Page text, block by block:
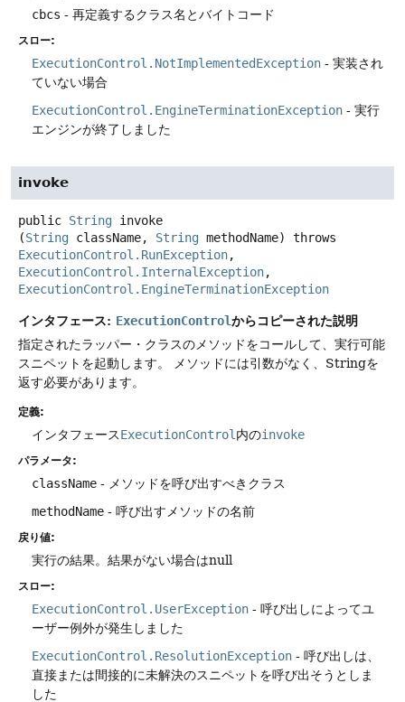
cbcs - 再定義するクラス名とバイトコード
スロー:
ExecutionControl.NotImplementedException - 実装され
ていない場合
ExecutionControl.EngineTerminationException - 実行
エンジンが終了しました
invoke
public String invoke
(String className, String methodName)
throws
ExecutionControl.RunException
ExecutionControl.InternalException
ExecutionControl.EngineTerminationException
インタフェース: ExecutionControlからコピーされた説明
指定されたラッパー・クラスのメソッドをコールして、実行可能
スニペットを起動します。
メソッドには引数がなく、Stringを
返す必要があります。
定義:
インタフェースExecutionControl 内のinvoke
パラメータ:
className - メソッドを呼び出すべきクラス
methodName - 呼び出すメソッドの名前
戻り値:
実行の結果。結果がない場合はnull
スロー:
ExecutionControl.UserException - 呼び出しによってユ
ーザー例外が発生しました
ExecutionControl.ResolutionException - 呼び出しは、
直接または間接的に未解決のスニペットを呼び出そうとしま
した